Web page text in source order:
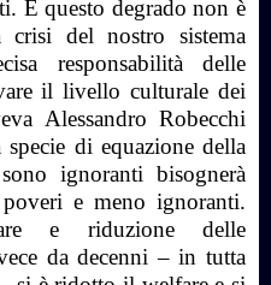
E questo degrado non è
crisi del nostro sistema
responsabilità delle
il livello culturale dei
Alessandro Robecchi
specie di equazione della
ignoranti bisognerà
e meno ignoranti.
e riduzione delle
da decenni – in tutta